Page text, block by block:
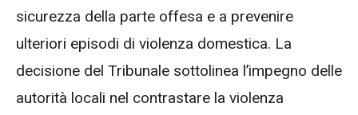
sicurezza della parte offesa e a prevenire
ulteriori episodi di violenza domestica. La
decisione del Tribunale sottolinea l’impegno delle
autorità locali nel contrastare la violenza